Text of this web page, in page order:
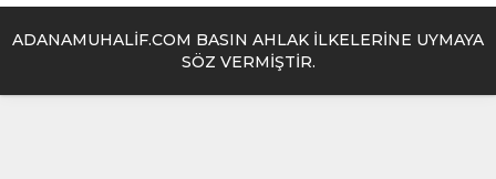
ADANAMUHALİF.COM BASIN AHLAK İLKELERİNE UYMAYA
SÖZ VERMİŞTİR.